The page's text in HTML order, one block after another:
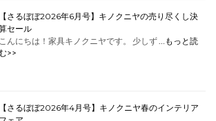
【さるぼぼ2026年6月号】キノクニヤの売り尽くし決
セール
こんにちは！家具キノクニヤです。 少しず … もっと読
>>
【さるぼぼ2026年4月号】キノクニヤ春のインテリア